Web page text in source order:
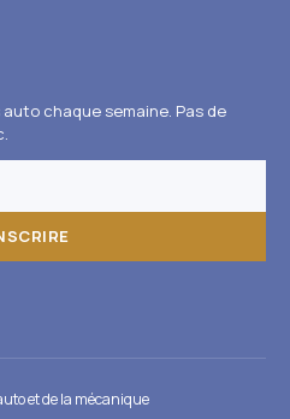
chaque semaine. Pas de
et de la mécanique